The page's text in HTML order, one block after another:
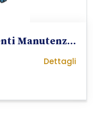
Al.Ma.Ri.Na. - Allestimenti Manutenzioni Riparazioni Navalmeccaniche Soc.Coo.p.A.
Dettagli